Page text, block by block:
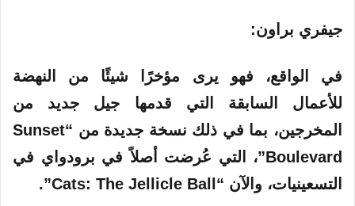
جيفري براون:
في الواقع، فهو يرى مؤخرًا شيئًا من النهضة
للأعمال السابقة التي قدمها جيل جديد من
المخرجين، بما في ذلك نسخة جديدة من “Sunset
Boulevard”، التي عُرضت أصلاً في برودواي في
التسعينيات، والآن “Cats: The Jellicle Ball”.